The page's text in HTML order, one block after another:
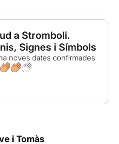
a Stromboli.
Signes i Símbols
noves dates confirmades
i Tomàs